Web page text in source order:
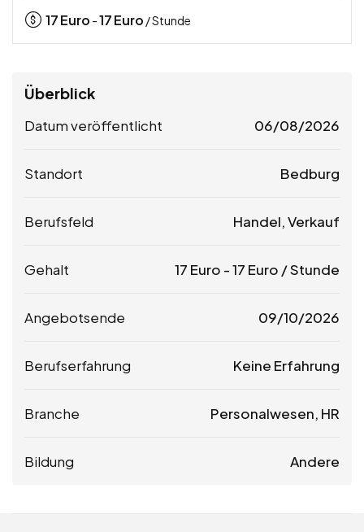
17Euro -17Euro / Stunde
Überblick
Datum veröffentlicht 06/08/2026
Standort Bedburg
Berufsfeld Handel, Verkauf
Gehalt 17 Euro -17 Euro / Stunde
Angebotsende 09/10/2026
Berufserfahrung Keine Erfahrung
Branche Personalwesen, HR
Bildung Andere